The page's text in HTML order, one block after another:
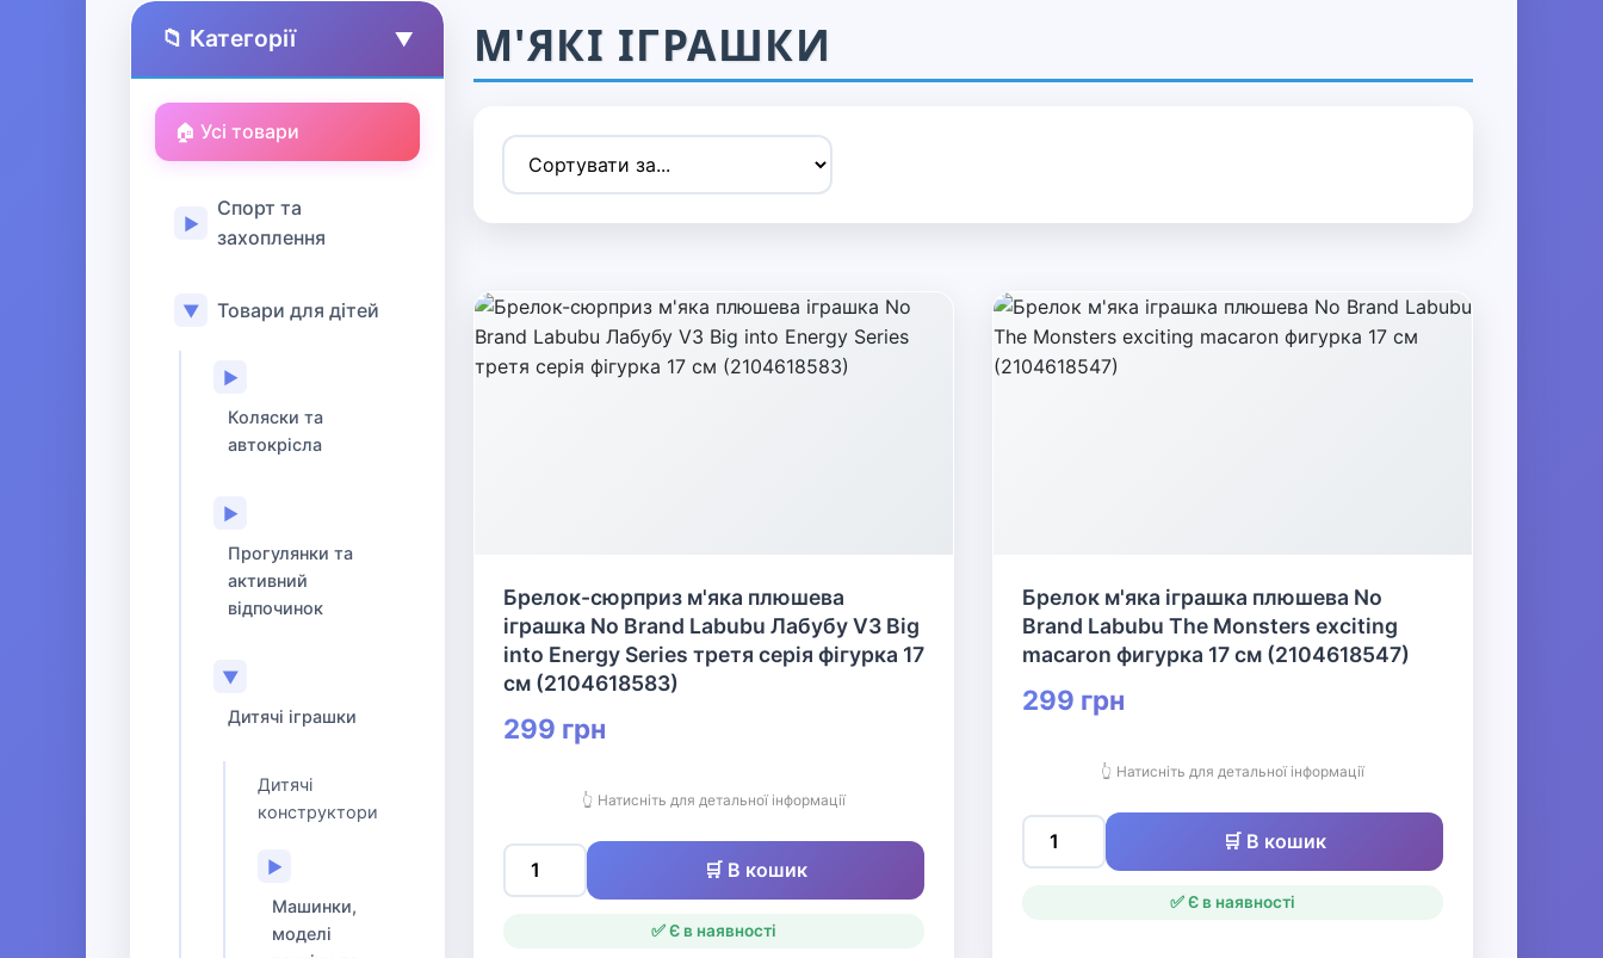
📁 Категорії ▲
🏠 Усі товари
▶
Спорт та
захоплення
▼ Товари для дітей
▶
Коляски та
автокрісла
▶
Прогулянки та
активний
відпочинок
▼
Дитячі іграшки
Дитячі
конструктори
▶
Машинки,
моделі
М'ЯКІ ІГРАШКИ
Брелок-сюрприз м'яка плюшева
іграшка No Brand Labubu Лабубу V3 Big
into Energy Series третя серія фігурка 17
см (2104618583)
299 грн
👆 Натисніть для детальної інформації
🛒 В кошик
✅ Є в наявності
Брелок м'яка іграшка плюшева No
Brand Labubu The Monsters exciting
macaron фигурка 17 см (2104618547)
299 грн
👆 Натисніть для детальної інформації
🛒 В кошик
✅ Є в наявності